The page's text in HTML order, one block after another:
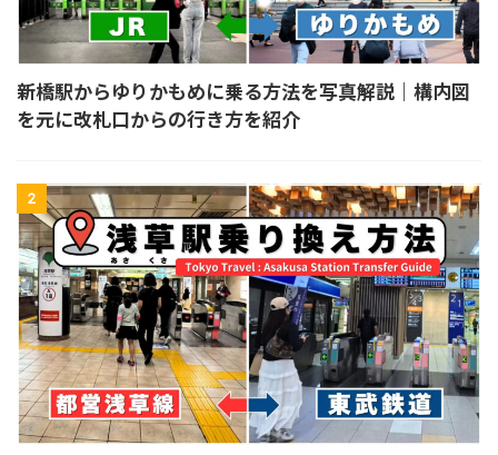
新橋駅からゆりかもめに乗る方法を写真解説｜構内図
を元に改札口からの行き方を紹介
2